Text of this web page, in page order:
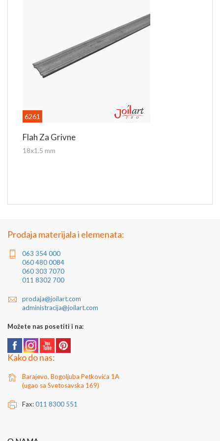
6261
Flah Za Grivne
18x1.5 mm
Prodaja materijala i elemenata:
063 354 000
060 480 0084
060 303 7070
011 8302 700
prodaja@joilart.com
administracija@joilart.com
Možete nas posetiti i na:
Kako do nas:
Barajevo, Bogoljuba Petkovića 1A
(ugao sa Svetosavska 169)
Fax:011 8300 551